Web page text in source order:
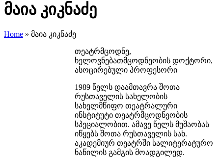
მაია კიკნაძე
Home » მაია კიკნაძე
თეატრმცოდნე,
ხელოვნებათმცოდნეობის დოქტორი,
ასოცირებული პროფესორი
1989 წელს დაამთავრა შოთა
რუსთაველის სახელობის
სახელმწიფო თეატრალური
ინსტიტუტი თეატრმცოდნეობის
სპეციალობით. ამავე წელს მუშაობას
იწყებს შოთა რუსთაველის სახ.
აკადემიურ თეატრში სალიტერატურო
ნაწილის გამგის მოადგილედ.